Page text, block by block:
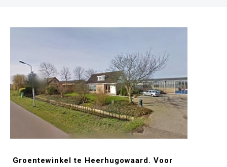
Groentewinkel te Heerhugowaard. Voor